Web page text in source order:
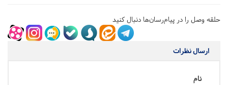
حلقه وصل را در پیام‌رسان‌ها دنبال کنید
ارسال نظرات
نام